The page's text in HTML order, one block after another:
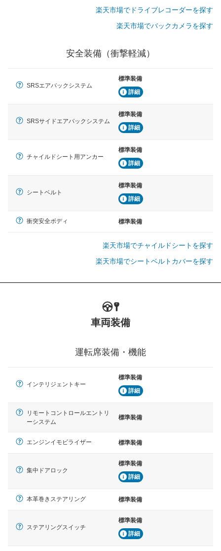
楽天市場でドライブレコーダーを探す
楽天市場でバックカメラを探す
安全装備（衝撃軽減）
SRSエアバックシステム
標準装備
詳細
SRSサイドエアバックシステム
標準装備
詳細
チャイルドシート用アンカー
標準装備
詳細
シートベルト
標準装備
詳細
衝突安全ボディ 標準装備
楽天市場でチャイルドシートを探す
楽天市場でシートベルトカバーを探す
車両装備
運転席装備・機能
インテリジェントキー
標準装備
詳細
リモートコントロールエントリ
ーシステム
標準装備
エンジンイモビライザー 標準装備
集中ドアロック
標準装備
詳細
本革巻きステアリング 標準装備
ステアリングスイッチ
標準装備
詳細